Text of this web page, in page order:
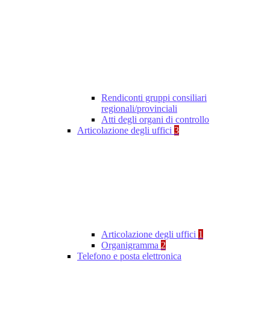
Rendiconti gruppi consiliari
regionali/provinciali
Atti degli organi di controllo
Articolazione degli uffici 3
Articolazione degli uffici 1
Organigramma 2
Telefono e posta elettronica